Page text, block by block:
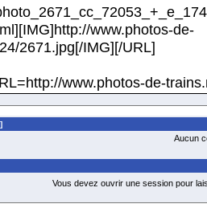
Aucun
Vous devez ouvrir une session pour